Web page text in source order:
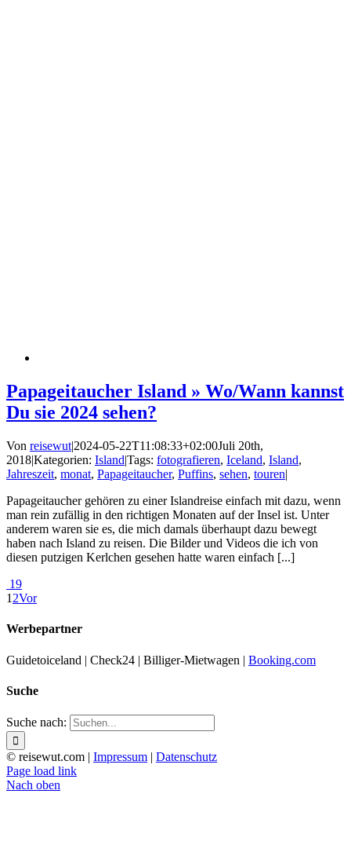
Papageitaucher Island » Wo/Wann kannst
Du sie 2024 sehen?
Von reisewut|2024-05-22T11:08:33+02:00Juli 20th,
2018|Kategorien: Island|Tags: fotografieren, Iceland, Island,
Jahreszeit, monat, Papageitaucher, Puffins, sehen, touren|
Papageitaucher gehören zu einer Islandreise einfach mit dazu, wenn
man rein zufällig in den richtigen Monaten auf der Insel ist. Unter
anderem waren sie es, die mich damals überhaupt dazu bewegt
haben nach Island zu reisen. Die Bilder und Videos die ich von
diesen putzigen Kerlchen gesehen hatte waren einfach [...]
19
1 2Vor
Werbepartner
Guidetoiceland | Check24 | Billiger-Mietwagen | Booking.com
Suche
Suche nach:
© reisewut.com | Impressum | Datenschutz
Page load link
Nach oben